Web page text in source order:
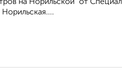
на Норильской" от
Норильская....